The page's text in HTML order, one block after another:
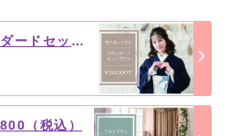
袴7点 レンタルスタンダードセットプラン ￥20,000（税込）～
（税込）